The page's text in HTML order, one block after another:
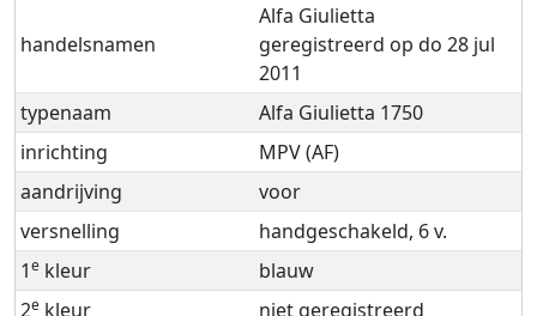
handelsnamen
Alfa Giulietta
geregistreerd op do 28 jul
2011
typenaam
Alfa Giulietta 1750
inrichting
MPV (AF)
aandrijving
voor
versnelling
handgeschakeld, 6 v.
1e kleur
blauw
2e kleur
niet geregistreerd